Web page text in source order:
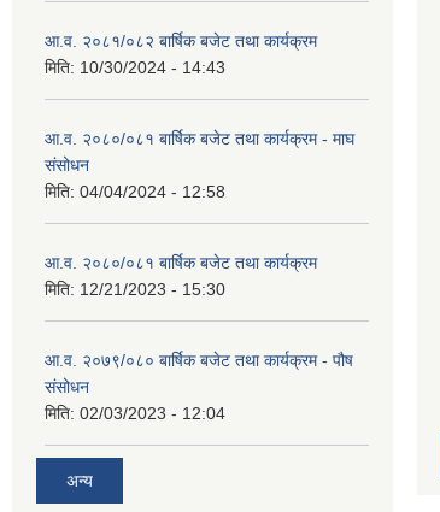
आ.व. २०८१/०८२ बार्षिक बजेट तथा कार्यक्रम
मिति: 10/30/2024 - 14:43
आ.व. २०८०/०८१ बार्षिक बजेट तथा कार्यक्रम - माघ
संसोधन
मिति: 04/04/2024 - 12:58
आ.व. २०८०/०८१ बार्षिक बजेट तथा कार्यक्रम
मिति: 12/21/2023 - 15:30
आ.व. २०७९/०८० बार्षिक बजेट तथा कार्यक्रम - पौष
संसोधन
मिति: 02/03/2023 - 12:04
अन्य